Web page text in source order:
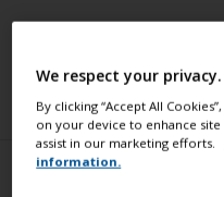
Συμβουλές από
We respect your privacy.
By clicking “Accept All
on your device to enhance site
assist in our marketing efforts.
information.